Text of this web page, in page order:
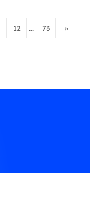
12 ... 73 »